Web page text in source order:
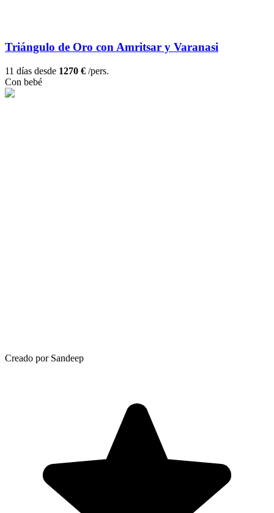
Triángulo de Oro con Amritsar y Varanasi
11 días desde 1270 € /pers.
Con bebé
Creado por Sandeep